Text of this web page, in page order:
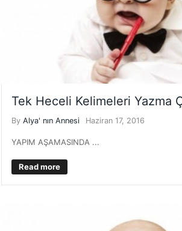
Tek Heceli Kelimeleri Yazma
ByAlya' nın Annesi Haziran 17, 2016
YAPIM AŞAMASINDA ...
Read more